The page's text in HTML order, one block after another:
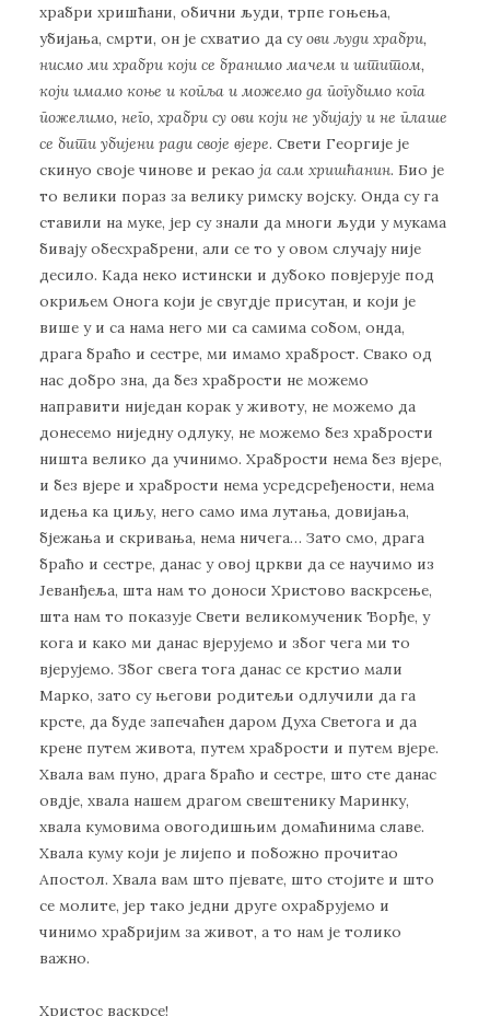
храбри хришћани, обични људи, трпе гоњења,
убијања, смрти, он је схватио да суови људи храбри,
нисмо ми храбри који се бранимо мачем и штитом,
који имамо коње и копља и можемо да погубимо кога
пожелимо, него, храбри су ови који не убијају и не плаше
се бити убијени ради своје вјере. Свети Георгије је
скинуо своје чинове и рекао ја сам хришћанин. Био је
то велики пораз за велику римску војску. Онда су га
ставили на муке, јер су знали да многи људи у мукама
бивају обесхрабрени, али се то у овом случају није
десило. Када неко истински и дубоко повјерује под
окриљем Онога који је свугдје присутан, и који је
више у и са нама него ми са самима собом, онда,
драга браћо и сестре, ми имамо храброст. Свако од
нас добро зна, да без храбрости не можемо
направити ниједан корак у животу, не можемо да
донесемо ниједну одлуку, не можемо без храбрости
ништа велико да учинимо. Храбрости нема без вјере,
и без вјере и храбрости нема усредсређености, нема
идења ка циљу, него само има лутања, довијања,
бјежања и скривања, нема ничега… Зато смо, драга
браћо и сестре, данас у овој цркви да се научимо из
Јеванђеља, шта нам то доноси Христово васкрсење,
шта нам то показује Свети великомученик Ђорђе, у
кога и како ми данас вјерујемо и због чега ми то
вјерујемо. Због свега тога данас се крстио мали
Марко, зато су његови родитељи одлучили да га
крсте, да буде запечаћен даром Духа Светога и да
крене путем живота, путем храбрости и путем вјере.
Хвала вам пуно, драга браћо и сестре, што сте данас
овдје, хвала нашем драгом свештенику Маринку,
хвала кумовима овогодишњим домаћинима славе.
Хвала куму који је лијепо и побожно прочитао
Апостол. Хвала вам што пјевате, што стојите и што
се молите, јер тако једни друге охрабрујемо и
чинимо храбријим за живот, а то нам је толико
важно.
Христос васкрсе!